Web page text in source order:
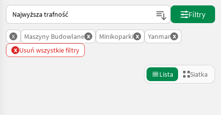
Tak sortuje się na Landwirt.com
Filtry
x Maszyny Budowlane x Minikoparki x Yanmar x
x Usuń wszystkie filtry
Lista Siatka